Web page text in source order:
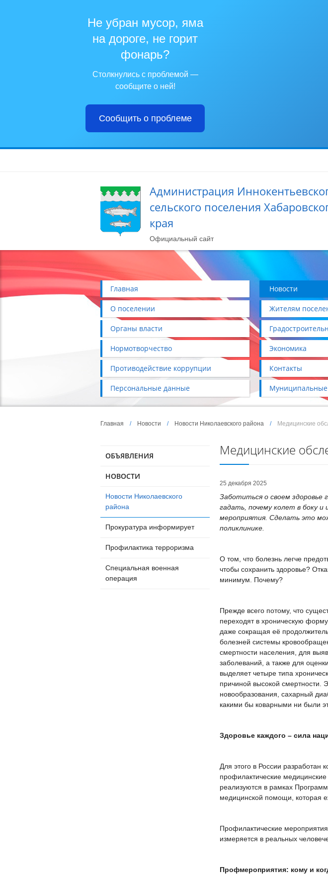
Не убран мусор, яма
на дороге, не горит
фонарь?
Столкнулись с проблемой —
сообщите о ней!
Сообщить о проблеме
Администрация
сельского поселения
края
Официальный сайт
Главная Новости
О поселении Жителям
Органы власти
Нормотворчество Экономика
Противодействие коррупции Контакты
Персональные данные
Главная / Новости / Новости Николаевского района / Медицинские
ОБЪЯВЛЕНИЯ
НОВОСТИ
Новости Николаевского
района
Прокуратура информирует
Профилактика терроризма
Специальная военная
операция
Медицинские
25 декабря 2025
Заботиться о своем здоровье
гадать, почему колет в боку
мероприятия. Сделать это
поликлинике.
О том, что болезнь легче
чтобы сохранить здоровье?
минимум. Почему?
Прежде всего потому, что
переходят в хроническую
даже сокращая её
болезней системы
смертности населения, для
заболеваний, а также для
выделяет четыре типа
причиной высокой смертности.
новообразования, сахарный
какими бы коварными ни были
Здоровье каждого – сила
Для этого в России
профилактические
реализуются в рамках
медицинской помощи, которая
Профилактические
измеряется в реальных
Профмероприятия: кому и